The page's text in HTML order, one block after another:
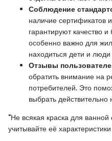
Соблюдение
наличие сертификатов
гарантируют качество
особенно важно для
находиться дети и
Отзывы
обратить внимание на
потребителей. Это
выбрать
"Не всякая краска для
учитывайте её